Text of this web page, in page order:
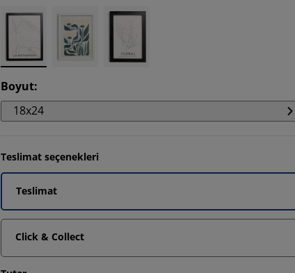
Boyut:
18x24
Teslimat seçenekleri
Teslimat
Click & Collect